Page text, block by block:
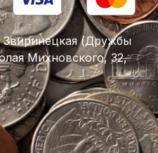
Звиринецкая (Дружбы
Михновского, 32,